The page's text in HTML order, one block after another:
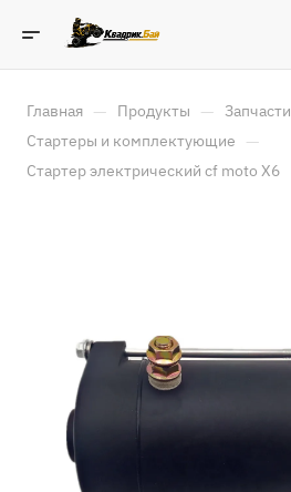
Главная — Продукты — Запчасти
Стартеры и комплектующие —
Стартер электрический cf moto X6